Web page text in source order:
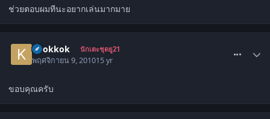
ช่วยตอบผมทีนะอยากเล่นมากมาย
kookkok นักเตะชุดยู21
พฤศจิกายน 9, 201015 yr
ขอบคุณครับ